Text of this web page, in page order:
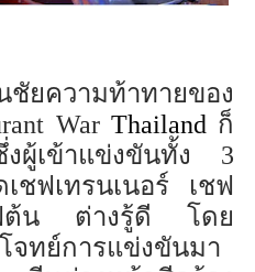
ชัยความท้าทายของ
War Thailand ก็
ผู้เข้าแข่งขันทั้ง 3
ชฟเทรนเนอร์ เชฟ
ต้นต่างรู้ดี โดย
จทย์การแข่งขันมา